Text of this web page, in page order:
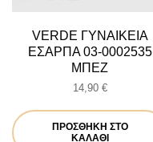
VERDE ΓΥΝΑΙΚΕΙΑ
ΕΣΑΡΠΑ 03-0002535
ΜΠΕΖ
14,90 €
ΠΡΟΣΘΉΚΗ ΣΤΟ
ΚΑΛΆΘΙ